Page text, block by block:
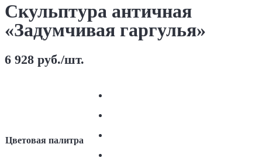
Скульптура античная
«Задумчивая гаргулья»
6 928 руб./шт.
Цветовая палитра